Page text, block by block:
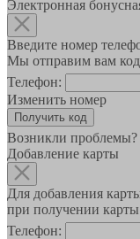
Электронная
Введите номер
Мы отправим вам
Телефон:
Изменить номер
Возникли проблемы?
Добавление карты
Для добавления
при получении карты
Телефон: